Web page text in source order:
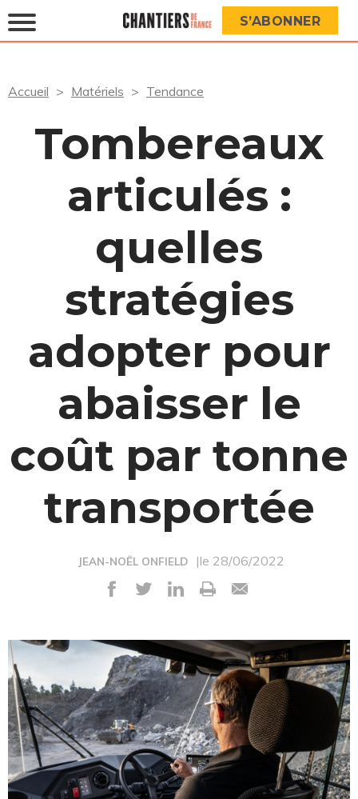
S’ABONNER
Accueil Matériels Tendance
Tombereaux
articulés :
quelles
stratégies
adopter pour
abaisser le
coût par tonne
transportée
JEAN-NOËL ONFIELD |le 28/06/2022